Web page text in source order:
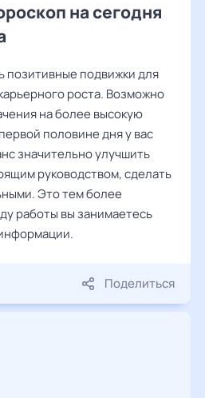
на сегодня
позитивные подвижки для
роста. Возможно
на более высокую
половине дня у вас
значительно улучшить
руководством, сделать
Это тем более
работы вы занимаетесь
Поделиться